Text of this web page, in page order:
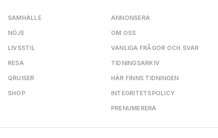
SAMHÄLLE
NÖJE
LIVSSTIL
RESA
QRUISER
SHOP
ANNONSERA
OM OSS
VANLIGA FRÅGOR OCH SVAR
TIDNINGSARKIV
HÄR FINNS TIDNINGEN
INTEGRITETSPOLICY
PRENUMERERA